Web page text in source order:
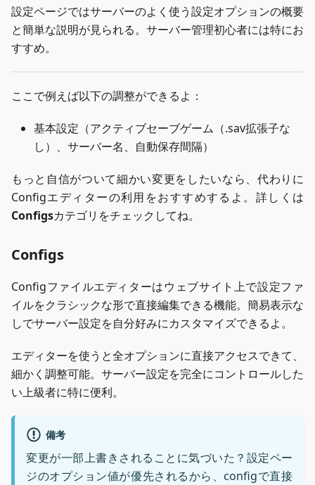
設定ページではサーバーのよく使う設定オプションの概要
と簡単な説明が見られる。サーバー管理初心者には特にお
すすめ。
ここで例えば以下の調整ができるよ：
基本設定（アクティブセーブゲーム（.sav拡張子な
し）、サーバー名、自動保存間隔）
もっと自信がついて細かい変更をしたいなら、代わりに
Configエディターの利用をおすすめするよ。詳しくは
Configsカテゴリをチェックしてね。
Configs
Configファイルエディターはウェブサイト上で設定ファ
イルをクラシックな形で直接編集できる機能。簡易表示な
しでサーバー設定を自分好みにカスタマイズできるよ。
エディターを使うと全オプションに直接アクセスできて、
細かく調整可能。サーバー設定を完全にコントロールした
い上級者に特に便利。
備考
変更が一部上書きされることに気づいた？設定ペー
ジのオプション値が優先されるから、configで直接